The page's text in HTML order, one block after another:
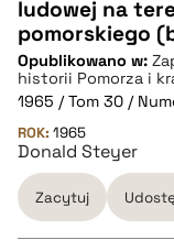
CZYSTY TEKST
pobierz cytat
BIBTEX
pobierz cytat
ludowej na
pomorskiego
Opublikowano w:
historii Pomorza i
1965 / Tom 30 /
ROK: 1965
Donald Steyer
Zacytuj